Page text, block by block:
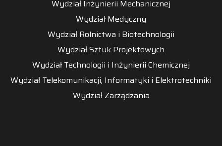
Wydział Inżynierii Mechanicznej
Wydział Medyczny
Wydział Rolnictwa i Biotechnologii
Wydział Sztuk Projektowych
Wydział Technologii i Inżynierii Chemicznej
Wydział Telekomunikacji, Informatyki i Elektrotechniki
Wydział Zarządzania